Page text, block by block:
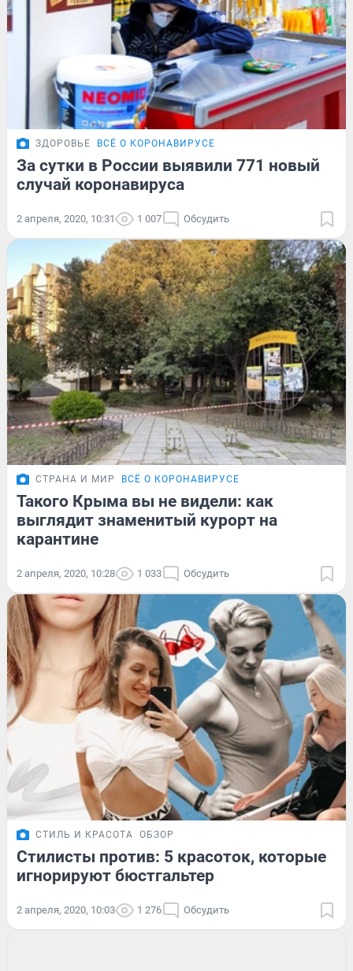
ЗДОРОВЬЕ ВСЁ О КОРОНАВИРУСЕ
За сутки в России выявили 771 новый
случай коронавируса
2 апреля, 2020, 10:31 1 007 Обсудить
СТРАНА И МИР ВСЁ О КОРОНАВИРУСЕ
Такого Крыма вы не видели: как
выглядит знаменитый курорт на
карантине
2 апреля, 2020, 10:28 1 033 Обсудить
СТИЛЬ И КРАСОТА ОБЗОР
Стилисты против: 5 красоток, которые
игнорируют бюстгальтер
2 апреля, 2020, 10:03 1 276 Обсудить